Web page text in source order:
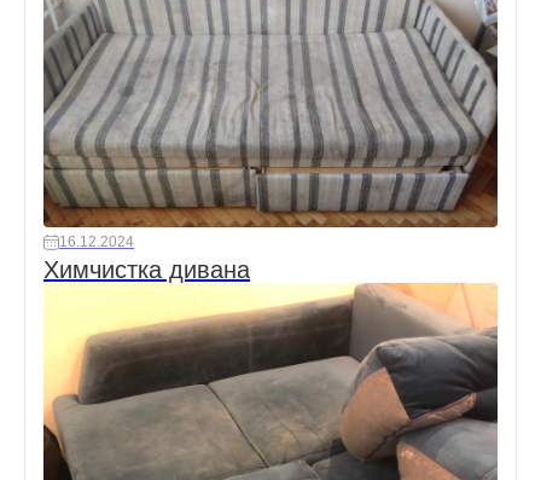
16.12.2024
Химчистка дивана